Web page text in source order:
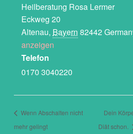
Heilberatung Rosa Lermer
Eckweg 20
Altenau, Bayern 82442
anzeigen
Telefon
0170 3040220
Wenn Abschalten nicht
mehr gelingt
Dein
Diät schon.